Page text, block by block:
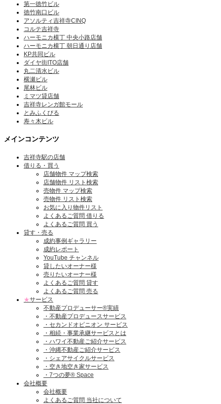
第一徳竹ビル
徳竹南口ビル
アソルティ吉祥寺CINQ
コルテ吉祥寺
ハーモニカ横丁 中央小路店舗
ハーモニカ横丁 朝日通り店舗
KP共同ビル
ダイヤ街ITO店舗
丸二清水ビル
横瀬ビル
尾林ビル
ミマツ貸店舗
吉祥寺レンガ館モール
とみふくびる
寿々木ビル
メインコンテンツ
吉祥寺駅の店舗
借りる・買う
店舗物件 マップ検索
店舗物件 リスト検索
売物件 マップ検索
売物件 リスト検索
お気に入り物件リスト
よくあるご質問 借りる
よくあるご質問 買う
貸す・売る
成約事例ギャラリー
成約レポート
YouTube チャンネル
貸したいオーナー様
売りたいオーナー様
よくあるご質問 貸す
よくあるご質問 売る
★サービス
不動産プロデューサー®実績
・不動産プロデュースサービス
・セカンドオピニオン サービス
・相続・事業承継サービスとは
・ハワイ不動産ご紹介サービス
・沖縄不動産ご紹介サービス
・シェアサイクルサービス
・空き地空き家サービス
・7つの夢® Space
会社概要
会社概要
よくあるご質問 当社について